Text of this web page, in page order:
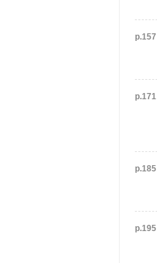
p.157
p.171
p.185
p.195